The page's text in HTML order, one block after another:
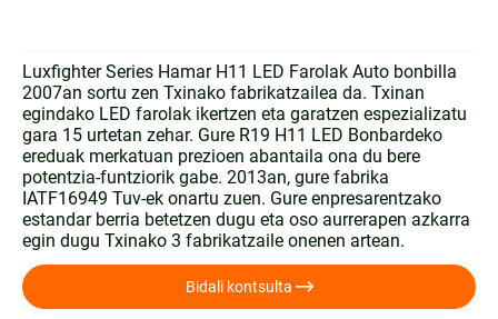
Luxfighter Series Hamar H11 LED Farolak Auto bonbilla
2007an sortu zen Txinako fabrikatzailea da. Txinan
egindako LED farolak ikertzen eta garatzen espezializatu
gara 15 urtetan zehar. Gure R19 H11 LED Bonbardeko
ereduak merkatuan prezioen abantaila ona du bere
potentzia-funtziorik gabe. 2013an, gure fabrika
IATF16949 Tuv-ek onartu zuen. Gure enpresarentzako
estandar berria betetzen dugu eta oso aurrerapen azkarra
egin dugu Txinako 3 fabrikatzaile onenen artean.
Bidali kontsulta 